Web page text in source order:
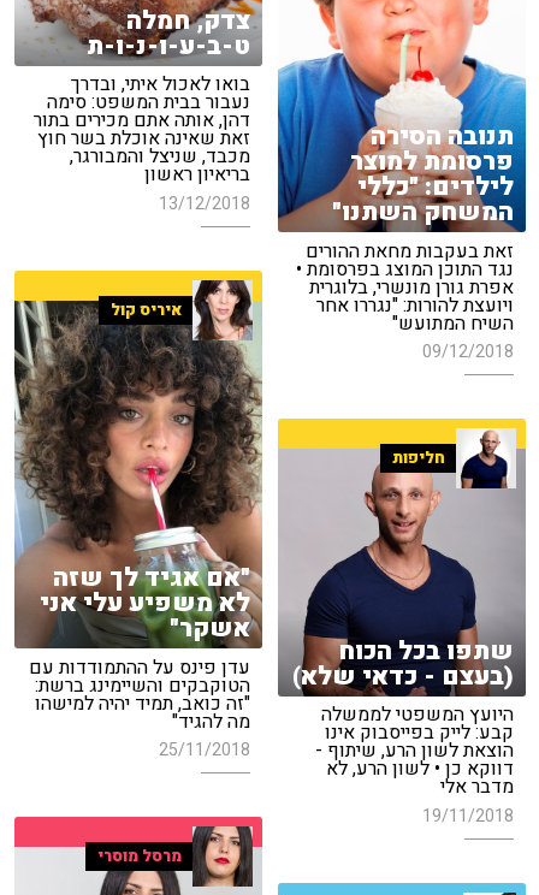
צדק, חמלה
ט-ב-ע-ו-נ-ו-ת
בואו לאכול איתי, ובדרך
נעבור בבית המשפט: סימה
דהן, אותה אתם מכירים בתור
זאת שאינה אוכלת בשר חוץ
מכבד, שניצל והמבורגר,
בריאיון ראשון
13/12/2018
תנובה הסירה
פרסומת למוצר
לילדים: "כללי
המשחק השתנו"
זאת בעקבות מחאת ההורים
נגד התוכן המוצג בפרסומת •
אפרת גורן מונשרי, בלוגרית
ויועצת להורות: "נגררו אחר
השיח המתועש"
09/12/2018
איריס קול
"אם אגיד לך שזה
לא משפיע עלי אני
אשקר"
עדן פינס על ההתמודדות עם
הטוקבקים והשיימינג ברשת:
"זה כואב, תמיד יהיה למישהו
מה להגיד"
25/11/2018
חליפות
שתפו בכל הכוח
(בעצם - כדאי שלא)
היועץ המשפטי לממשלה
קבע: לייק בפייסבוק אינו
הוצאת לשון הרע, שיתוף -
דווקא כן • לשון הרע, לא
מדבר אלי
19/11/2018
מרסל מוסרי